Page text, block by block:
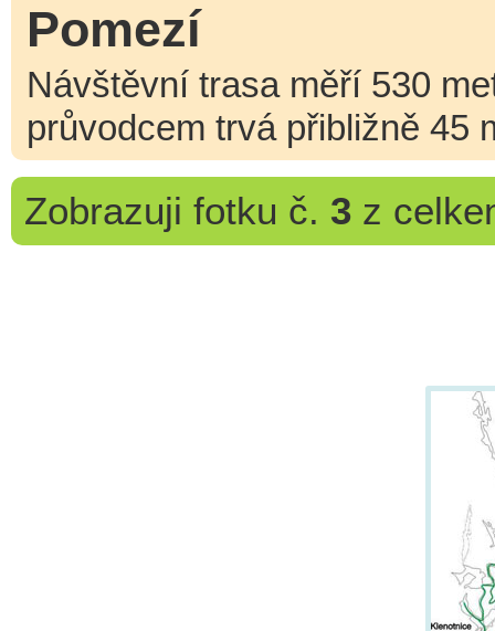
Pomezí
Návštěvní trasa měří 530
průvodcem trvá přibližně 45
Zobrazuji fotku č. 3z